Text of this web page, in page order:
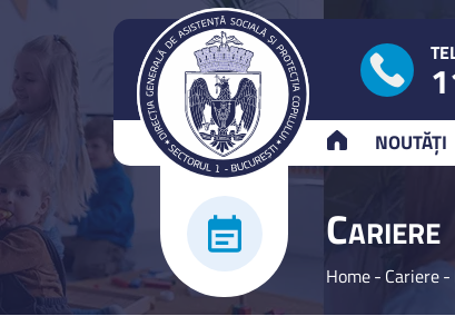
ACASĂNOUTĂȚI
CARIERE
Home- Cariere-